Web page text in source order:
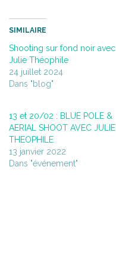
SIMILAIRE
Shooting sur fond noir avec
Julie Théophile
24 juillet 2024
Dans "blog"
13 et 20/02 : BLUE POLE &
AERIAL SHOOT AVEC JULIE
THEOPHILE
13 janvier 2022
Dans "événement"